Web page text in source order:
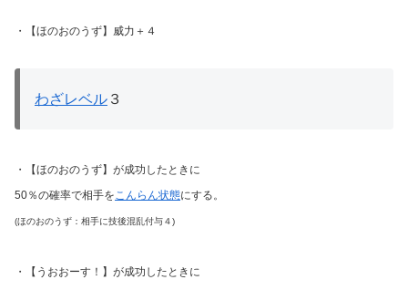
・【ほのおのうず】威力＋４
わざレベル ３
・【ほのおのうず】が成功したときに
50％の確率で相手を こんらん状態にする。
(ほのおのうず：相手に技後混乱付与４)
・【うおおーす！】が成功したときに